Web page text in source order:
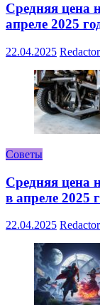
Средняя цена
апреле 2025
22.04.2025 Redactor
Советы
Средняя цена
в апреле 2025
22.04.2025 Redactor